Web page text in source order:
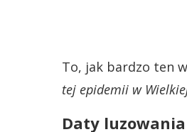
To, jak bardzo ten
tej epidemii w
Daty